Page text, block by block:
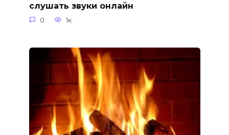
слушать звуки онлайн
0 1к.